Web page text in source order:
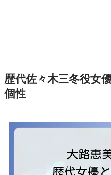
歴代佐々木三冬役女
個性